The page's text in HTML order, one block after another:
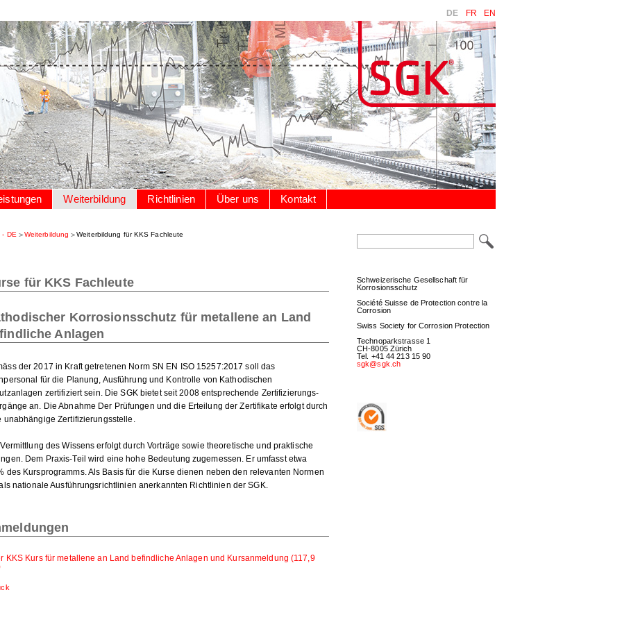
DE FR EN
Weiterbildung Richtlinien Über uns Kontakt
- DE Weiterbildung Weiterbildung für KKS Fachleute
für KKS Fachleute
Korrosionsschutz für metallene an Land
Anlagen
der 2017 in Kraft getretenen Norm SN EN ISO 15257:2017 soll das
für die Planung, Ausführung und Kontrolle von Kathodischen
zertifiziert sein. Die SGK bietet seit 2008 entsprechende Zertifizierungs-
an. Die Abnahme Der Prüfungen und die Erteilung der Zertifikate erfolgt durch
unabhängige Zertifizierungsstelle.
des Wissens erfolgt durch Vorträge sowie theoretische und praktische
Dem Praxis-Teil wird eine hohe Bedeutung zugemessen. Er umfasst etwa
des Kursprogramms. Als Basis für die Kurse dienen neben den relevanten Normen
nationale Ausführungsrichtlinien anerkannten Richtlinien der SGK.
KKS Kurs für metallene an Land befindliche Anlagen und Kursanmeldung (117,9
Suchbegriffe
Schweizerische Gesellschaft für
Korrosionsschutz
Société Suisse de Protection contre la
Corrosion
Swiss Society for Corrosion Protection
Technoparkstrasse 1
CH-8005 Zürich
Tel. +41 44 213 15 90
sgk@sgk.ch